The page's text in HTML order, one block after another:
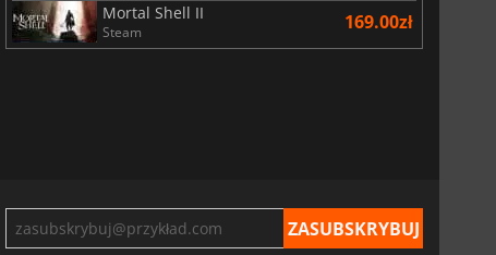
Mortal Shell II
Steam 169.00zł